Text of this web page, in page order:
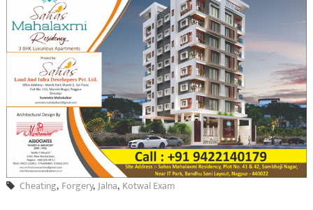
Cheating, Forgery, Jalna, Kotwal Exam